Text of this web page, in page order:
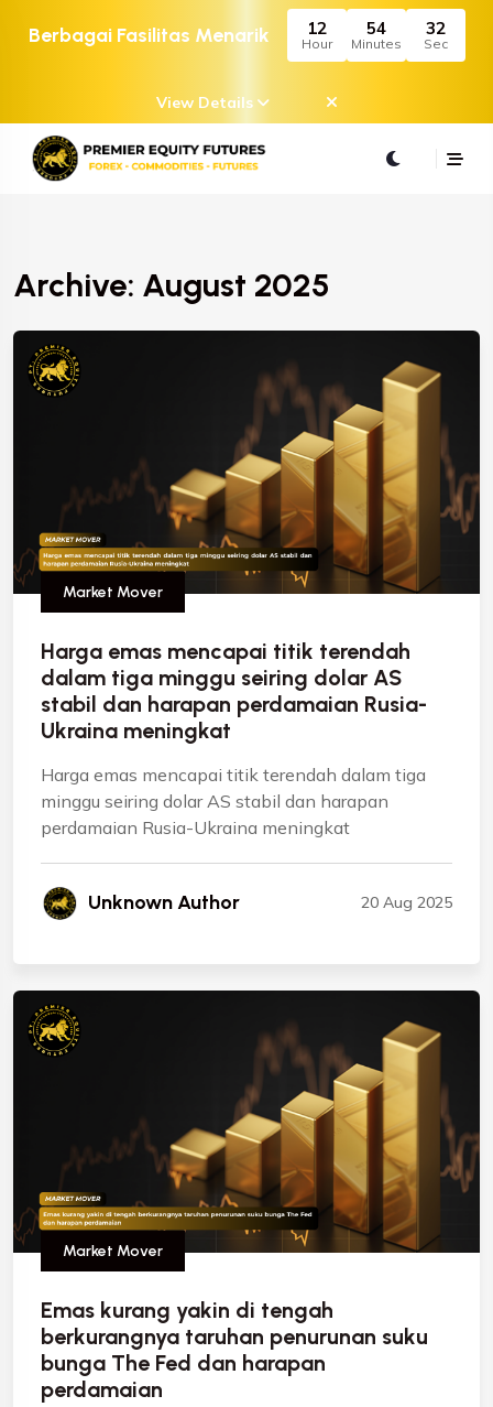
Berbagai Fasilitas Menarik 12
Hour
54
Minutes
32
Sec
View Details
Archive: August 2025
Market Mover
Harga emas mencapai titik terendah
dalam tiga minggu seiring dolar AS
stabil dan harapan perdamaian Rusia-
Ukraina meningkat
Harga emas mencapai titik terendah dalam tiga
minggu seiring dolar AS stabil dan harapan
perdamaian Rusia-Ukraina meningkat
Unknown Author 20 Aug 2025
Market Mover
Emas kurang yakin di tengah
berkurangnya taruhan penurunan suku
bunga The Fed dan harapan
perdamaian